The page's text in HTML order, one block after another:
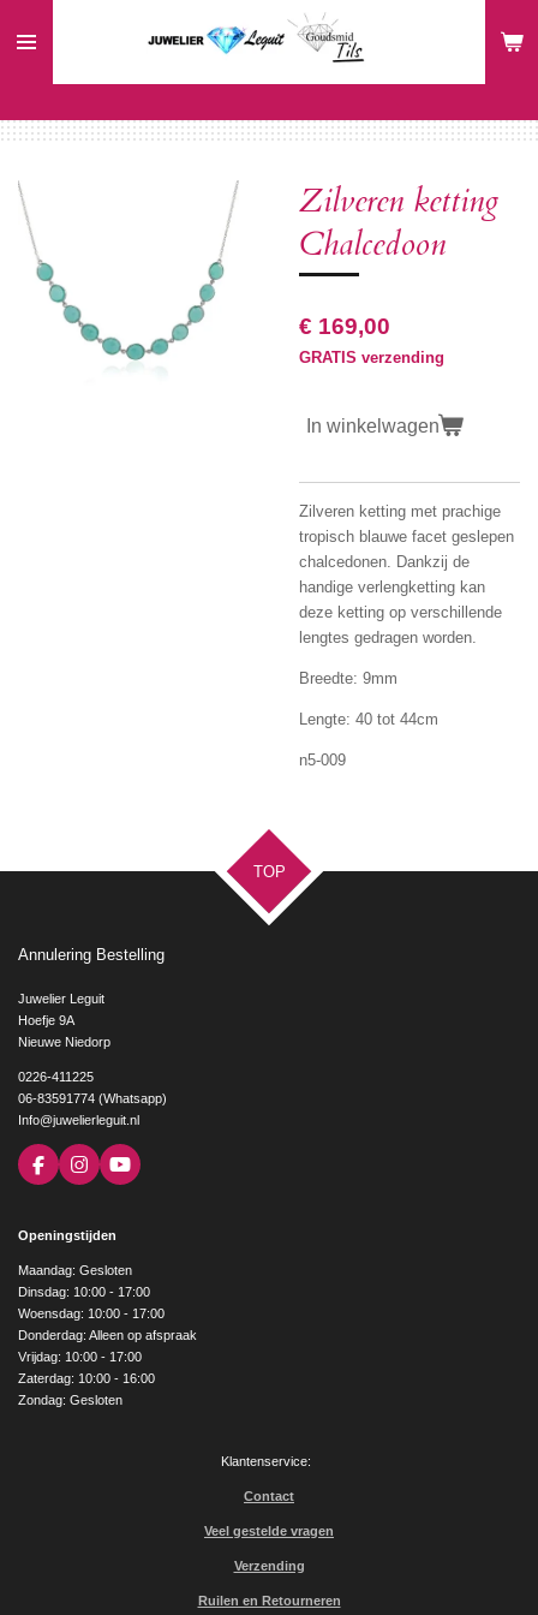
direct
hoofdinhoud
Zilveren ketting
Chalcedoon
€ 169,00
GRATIS verzending
In winkelwagen
Zilveren ketting met prachige
tropisch blauwe facet geslepen
chalcedonen. Dankzij de
handige verlengketting kan
deze ketting op verschillende
lengtes gedragen worden.
Breedte: 9mm
Lengte: 40 tot 44cm
n5-009
TOP
Annulering Bestelling
Juwelier Leguit
Hoefje 9A
Nieuwe Niedorp
0226-411225
06-83591774 (Whatsapp)
Info@juwelierleguit.nl
F
a
b
o
k
I
n
a
g
r
a
m
Y
o
e
Openingstijden
Maandag: Gesloten
Dinsdag: 10:00 - 17:00
Woensdag: 10:00 - 17:00
Donderdag: Alleen op afspraak
Vrijdag: 10:00 - 17:00
Zaterdag: 10:00 - 16:00
Zondag: Gesloten
Klantenservice:
Contact
Veel gestelde vragen
Verzending
Ruilen en Retourneren